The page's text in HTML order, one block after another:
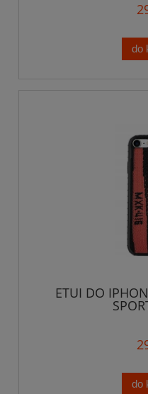
do
ETUI DO
do